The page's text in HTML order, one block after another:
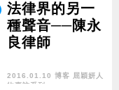
法律界的另一
種聲音──陳永
良律師
2016.01.10 博客 屈穎妍人
物專訪系列